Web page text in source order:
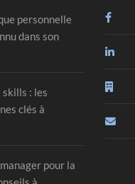
personnelle
dans son
: les
clés à
pour la